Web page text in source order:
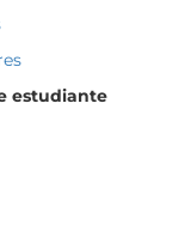
estudiante